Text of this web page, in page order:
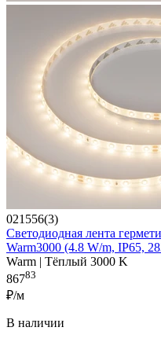
021556(3)
Светодиодная лента
Warm3000 (4.8 W/m, IP65,
Warm | Тёплый 3000 K
86783
₽/м
В наличии